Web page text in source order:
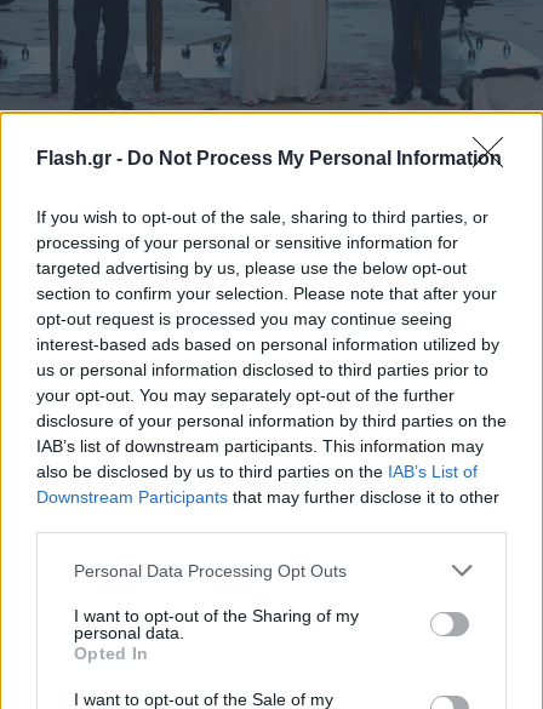
Flash.gr - Do Not Process My Personal Information
If you wish to opt-out of the sale, sharing to third parties, or
processing of your personal or sensitive information for
targeted advertising by us, please use the below opt-out
section to confirm your selection. Please note that after your
opt-out request is processed you may continue seeing
interest-based ads based on personal information utilized by
us or personal information disclosed to third parties prior to
your opt-out. You may separately opt-out of the further
disclosure of your personal information by third parties on the
IAB’s list of downstream participants. This information may
also be disclosed by us to third parties on the IAB’s List of
Downstream Participants that may further disclose it to other
Please note that this website/app uses one or more Google
not limited to your visit or usage behaviour. You may click to
grant or deny consent to Google and its third-party tags to
use your data for below specified purposes in below Google
consent section.
Personal Data Processing Opt Outs
I want to opt-out of the Sharing of my
personal data.
Opted In
I want to opt-out of the Sale of my
Συμμαχία-ορόσημο για Σαουδική Αραβία,
Τουρκία και Πακιστάν - Υπέγραψαν κοινό
αμυντικό σύμφωνο
07.08.2026